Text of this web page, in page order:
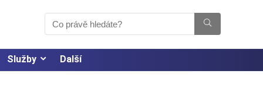
Služby Další